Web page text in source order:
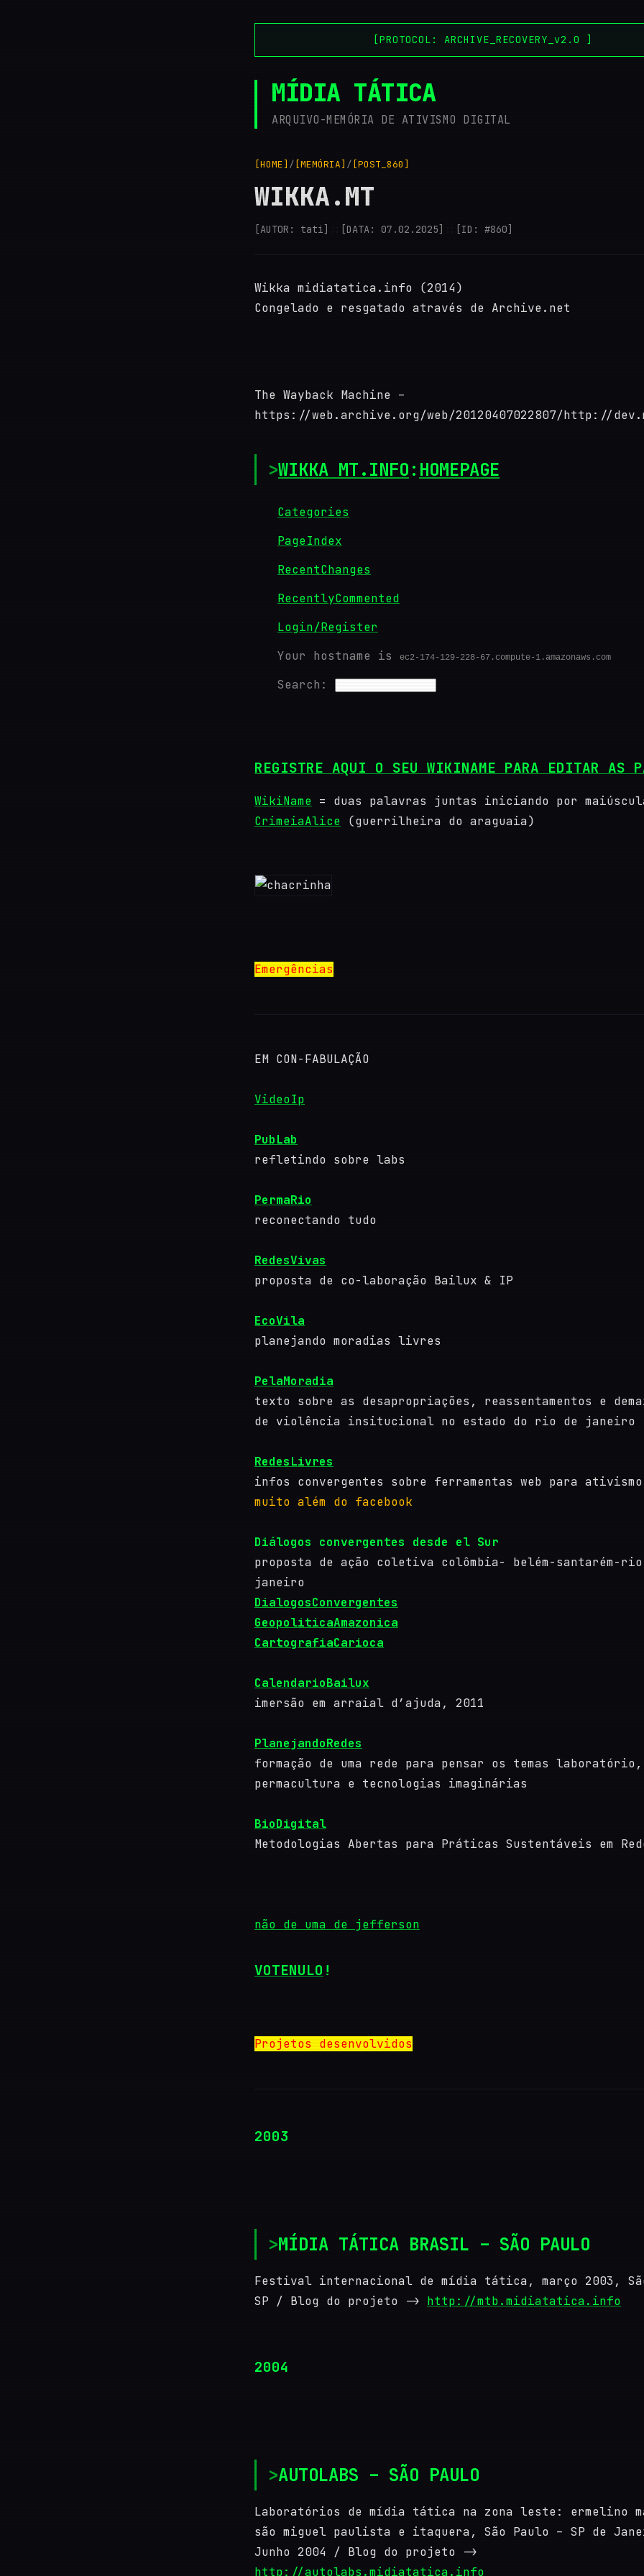
[PROTOCOL: ARCHIVE_RECOVERY_v2.0 ]
MÍDIA TÁTICA
ARQUIVO-MEMÓRIA DE ATIVISMO DIGITAL
[HOME] / [MEMÓRIA] / [POST_860]
WIKKA.MT
[AUTOR: tati] [DATA: 07.02.2025] [ID: #860]
Wikka midiatatica.info (2014)
Congelado e resgatado através de Archive.net
The Wayback Machine –
https://web.archive.org/web/20120407022807/http://
WIKKA MT.INFO: HOMEPAGE
Categories
PageIndex
RecentChanges
RecentlyCommented
Login/Register
Your hostname is
ec2-174-129-228-67.compute-1.amazonaws.com
Search:
REGISTRE AQUI O SEU WIKINAME PARA EDITAR AS
WikiName = duas palavras juntas iniciando por
CrimeiaAlice (guerrilheira do araguaia)
Emergências
EM CON-FABULAÇÃO
VideoIp
PubLab
refletindo sobre labs
PermaRio
reconectando tudo
RedesVivas
proposta de co-laboração Bailux & IP
EcoVila
planejando moradias livres
PelaMoradia
texto sobre as desapropriações, reassentamentos e
de violência insitucional no estado do rio de janeiro
RedesLivres
infos convergentes sobre ferramentas web para
muito além do facebook
Diálogos convergentes desde el Sur
proposta de ação coletiva colômbia- belém-santarém-
janeiro
DialogosConvergentes
GeopoliticaAmazonica
CartografiaCarioca
CalendarioBailux
imersão em arraial d’ajuda, 2011
PlanejandoRedes
formação de uma rede para pensar os temas laboratório,
permacultura e tecnologias imaginárias
BioDigital
Metodologias Abertas para Práticas Sustentáveis em
não de uma de jefferson
VOTENULO !
Projetos desenvolvidos
2003
MÍDIA TÁTICA BRASIL – SÃO PAULO
Festival internacional de mídia tática, março 2003,
SP / Blog do projeto -> http://mtb.midiatatica.info
2004
AUTOLABS – SÃO PAULO
Laboratórios de mídia tática na zona leste: ermelino
são miguel paulista e itaquera, São Paulo – SP de
Junho 2004 / Blog do projeto ->
http://autolabs.midiatatica.info